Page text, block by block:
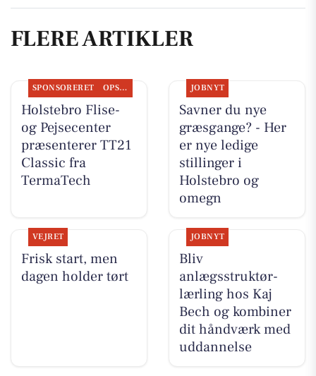
FLERE ARTIKLER
SPONSORERET OPSLAGSTAVLEN
Holstebro Flise-
og Pejsecenter
præsenterer TT21
Classic fra
TermaTech
JOBNYT
Savner du nye
græsgange? - Her
er nye ledige
stillinger i
Holstebro og
omegn
VEJRET
Frisk start, men
dagen holder tørt
JOBNYT
Bliv
anlægsstruktør-
lærling hos Kaj
Bech og kombiner
dit håndværk med
uddannelse